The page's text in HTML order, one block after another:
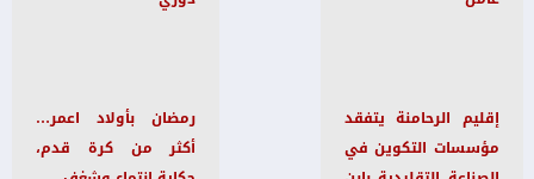
رمضان بأولاد اعمر…
أكثر من كرة قدم،
إقليم الرحامنة يتفقد
مؤسسات التكوين في